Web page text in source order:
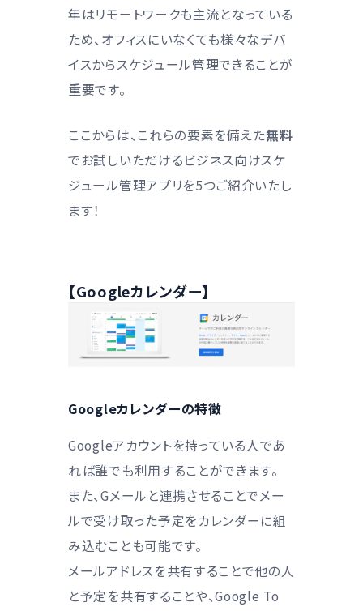
年はリモートワークも主流となっている
ため、オフィスにいなくても様々なデバ
イスからスケジュール管理できることが
重要です。
ここからは、これらの要素を備えた無料
でお試しいただけるビジネス向けスケ
ジュール管理アプリを5つご紹介いたし
ます！
【Googleカレンダー】
Googleカレンダーの特徴
Googleアカウントを持っている人であ
れば誰でも利用することができます。
また、Gメールと連携させることでメー
ルで受け取った予定をカレンダーに組
み込むことも可能です。
メールアドレスを共有することで他の人
と予定を共有することや、Google To